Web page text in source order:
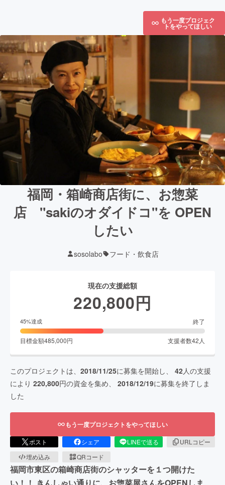
もう一度プロジェク
トをやってほしい
福岡・箱崎商店街に、お惣菜
店 "sakiのオダイドコ"を OPEN
したい
sosolabo フード・飲食店
現在の支援総額
220,800円
45%達成 終了
目標金額485,000円 支援者数42 人
このプロジェクトは、 2018/11/25に募集を開始し、 42人の支援
により 220,800円の資金を集め、 2018/12/19に募集を終了しま
した
もう一度プロジェクトをやってほしい
ポスト シェア LINEで送る
URLコピー
埋め込み
QRコード
福岡市東区の箱崎商店街のシャッターを１つ開けた
い！！ きんしゃい通りに、お惣菜屋さんをOPENしま